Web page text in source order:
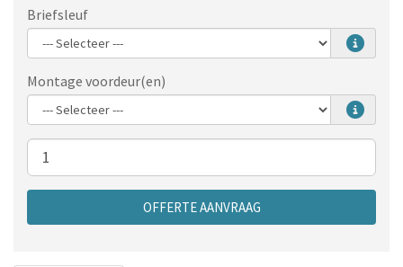
Briefsleuf
Montage voordeur(en)
Aantal
OFFERTE AANVRAAG